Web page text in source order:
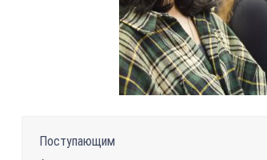
Поступающим